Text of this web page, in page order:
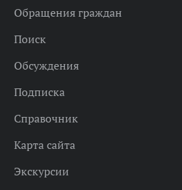
Обращения граждан
Поиск
Обсуждения
Подписка
Справочник
Карта сайта
Экскурсии